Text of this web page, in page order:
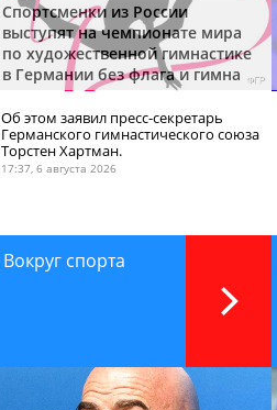
Спортсменки из России
выступят на чемпионате мира
по художественной гимнастике
в Германии без флага и гимна
Об этом заявил пресс-секретарь
Германского гимнастического союза
Торстен Хартман.
17:37, 6 августа 2026
Вокруг спорта